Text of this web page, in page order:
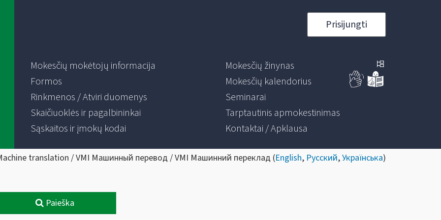
Prisijungti
Mokesčių mokėtojų informacija
Formos
Rinkmenos / Atviri duomenys
Skaičiuoklės ir pagalbininkai
Sąskaitos ir įmokų kodai
Mokesčių žinynas
Mokesčių kalendorius
Seminarai
Tarptautinis apmokestinimas
Kontaktai / Apklausa
translation / VMI Машинный перевод / VMI Машинний переклад (English, Русский,Українська)
Paieška